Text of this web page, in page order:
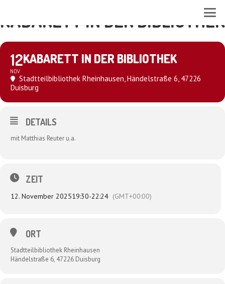
KABARETT IN DER BIBLIOTHEK
12
NOV
KABARETT IN DER BIBLIOTHEK
Stadtteilbibliothek Rheinhausen, Händelstraße 6, 47226
Duisburg
DETAILS
mit Matthias Reuter u.a.
ZEIT
12. November 202519:30-22:24 (GMT+00:00)
ORT
Stadtteilbibliothek Rheinhausen
Händelstraße 6, 47226 Duisburg